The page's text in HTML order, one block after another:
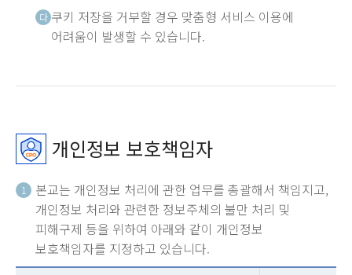
다 쿠키 저장을 거부할 경우 맞춤형 서비스 이용에
어려움이 발생할 수 있습니다.
개인정보 보호책임자
1
본교는 개인정보 처리에 관한 업무를 총괄해서 책임지고,
개인정보 처리와 관련한 정보주체의 불만 처리 및
피해구제 등을 위하여 아래와 같이 개인정보
보호책임자를 지정하고 있습니다.